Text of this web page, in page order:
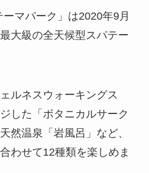
ーマパーク」は2020年9月
大級の全天候型スパテー
ルネスウォーキングス
した「ボタニカルサーク
然温泉「岩風呂」など、
わせて12種類を楽しめま